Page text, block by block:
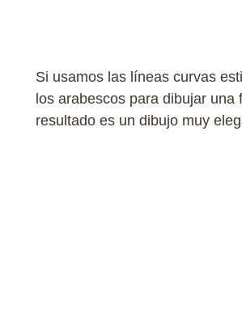
Si usamos las líneas curvas
los arabescos para dibujar una
resultado es un dibujo muy